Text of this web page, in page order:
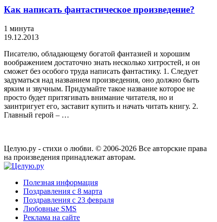
Как написать фантастическое произведение?
1 минута
19.12.2013
Писателю, обладающему богатой фантазией и хорошим
воображением достаточно знать несколько хитростей, и он
сможет без особого труда написать фантастику. 1. Следует
задуматься над названием произведения, оно должно быть
ярким и звучным. Придумайте такое название которое не
просто будет притягивать внимание читателя, но и
заинтригует его, заставит купить и начать читать книгу. 2.
Главный герой – …
Целую.ру - стихи о любви. © 2006-2026 Все авторские права
на произведения принадлежат авторам.
Полезная информация
Поздравления с 8 марта
Поздравления с 23 февраля
Любовные SMS
Реклама на сайте